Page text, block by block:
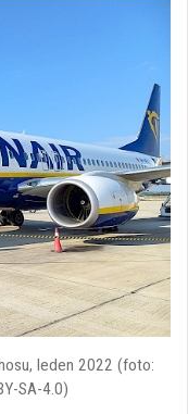
leden 2022 (foto:
SA-4.0)